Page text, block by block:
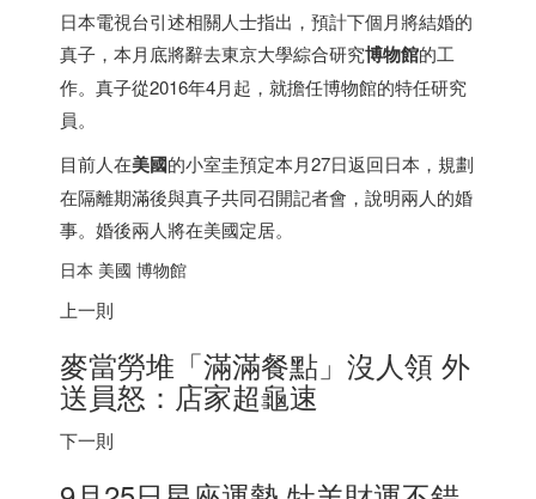
日本電視台引述相關人士指出，預計下個月將結婚的
真子，本月底將辭去東京大學綜合研究博物館的工
作。真子從2016年4月起，就擔任博物館的特任研究
員。
目前人在美國的小室圭預定本月27日返回日本 ，規劃
在隔離期滿後與真子共同召開記者會，說明兩人的婚
事。婚後兩人將在美國定居。
日本 美國 博物館
上一則
麥當勞堆「滿滿餐點」沒人領 外
送員怒：店家超龜速
下一則